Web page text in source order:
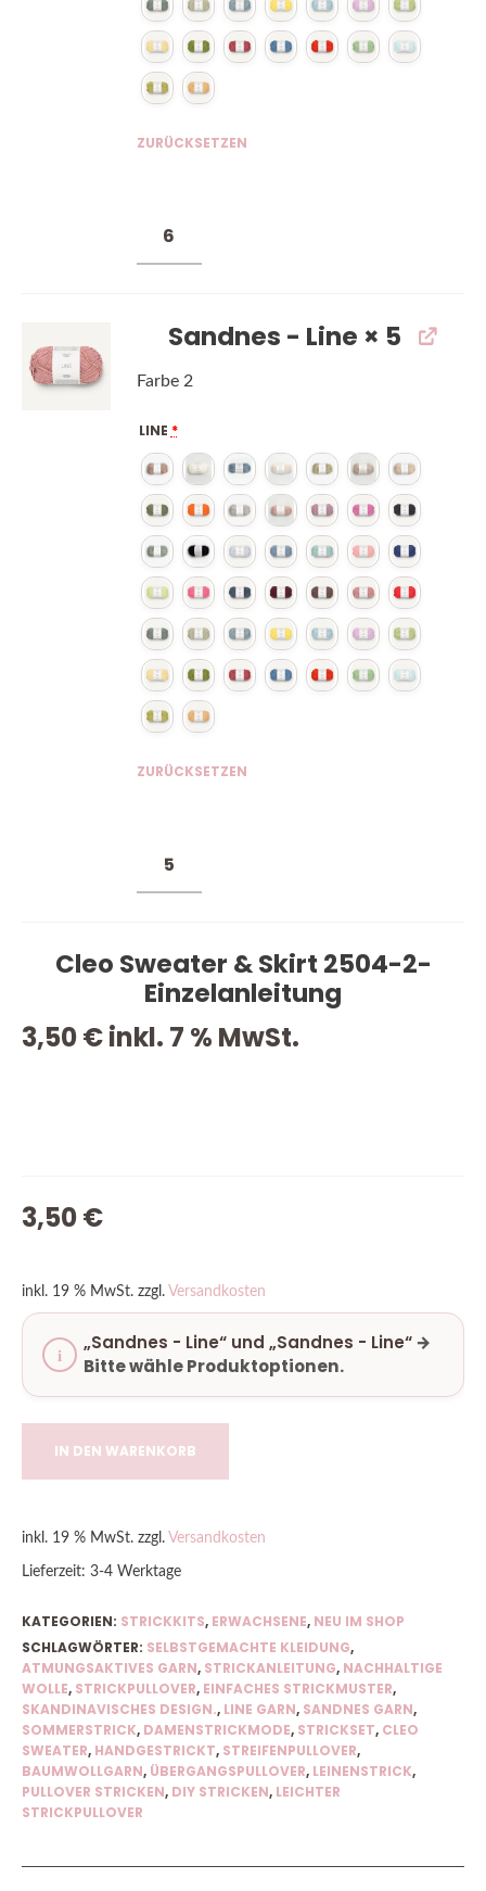
ZURÜCKSETZEN
Sandnes - Line × 5
Farbe 2
LINE *
ZURÜCKSETZEN
Cleo Sweater & Skirt 2504-2-
Einzelanleitung
3,50€inkl. 7 % MwSt.
3,50€
inkl. 19 % MwSt. zzgl. Versandkosten
„Sandnes - Line“ und „Sandnes - Line“ →
Bitte wähle Produktoptionen.
IN DEN WARENKORB
inkl. 19 % MwSt. zzgl. Versandkosten
Lieferzeit: 3-4 Werktage
KATEGORIEN: STRICKKITS, ERWACHSENE, NEU IM SHOP
SCHLAGWÖRTER: SELBSTGEMACHTE KLEIDUNG,
ATMUNGSAKTIVES GARN, STRICKANLEITUNG, NACHHALTIGE
WOLLE, STRICKPULLOVER, EINFACHES STRICKMUSTER,
SKANDINAVISCHES DESIGN., LINE GARN, SANDNES GARN,
SOMMERSTRICK, DAMENSTRICKMODE, STRICKSET, CLEO
SWEATER, HANDGESTRICKT, STREIFENPULLOVER,
BAUMWOLLGARN, ÜBERGANGSPULLOVER, LEINENSTRICK,
PULLOVER STRICKEN, DIY STRICKEN, LEICHTER
STRICKPULLOVER